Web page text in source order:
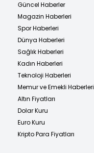
Güncel Haberler
Magazin Haberleri
Spor Haberleri
Dünya Haberleri
Sağlık Haberleri
Kadın Haberleri
Teknoloji Haberleri
Memur ve Emekli Haberleri
Altın Fiyatları
Dolar Kuru
Euro Kuru
Kripto Para Fiyatları